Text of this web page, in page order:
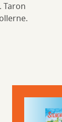
Taron